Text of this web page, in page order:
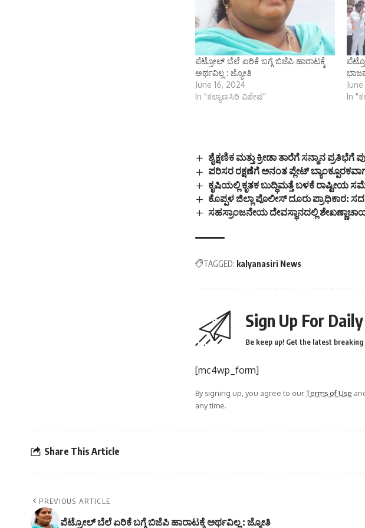
ಪೆಟ್ರೋಲ್ ಬೆಲೆ ಏರಿಕೆ ಬಗ್ಗೆ ಬಿಜೆಪಿ ಹಾರಾಟಕ್ಕೆ
ಅರ್ಥವಿಲ್ಲ : ಜ್ಯೋತಿ
June 16, 2024
In "ಕಲ್ಯಾಣಸಿರಿ ವಿಶೇಷ"
In
ಶೈಕ್ಷಣಿಕ ಮತ್ತು ಕ್ರೀಡಾ ತಾರೆಗೆ ಸನ್ಮಾನ
ಪರಿಸರ ರಕ್ಷಣೆಗೆ ಅನಂತ ಪ್ಲೇಟ್
ಕೃಷಿಯಲ್ಲಿ ಕೃತಕ ಬುದ್ಧಿಮತ್ತೆ ಬಳಕೆ ರಾಷ್ಟೀಯ
ಕೊಪ್ಪಳ ಜಿಲ್ಲಾ ಪೊಲೀಸ್ ದೂರು ಪ್ರಾಧಿಕಾರ:
ಸಹಸ್ರಾಂಜನೇಯ ದೇವಸ್ಥಾನದಲ್ಲಿ
TAGGED: kalyanasiri News
Sign Up For
Be keep up! Get the latest
[mc4wp_form]
By signing up, you agree to ourTerms of Use
any time.
Share This Article
PREVIOUS ARTICLE
ಪೆಟ್ರೋಲ್ ಬೆಲೆ ಏರಿಕೆ ಬಗ್ಗೆ ಬಿಜೆಪಿ ಹಾರಾಟಕ್ಕೆ ಅರ್ಥವಿಲ್ಲ : ಜ್ಯೋತಿ